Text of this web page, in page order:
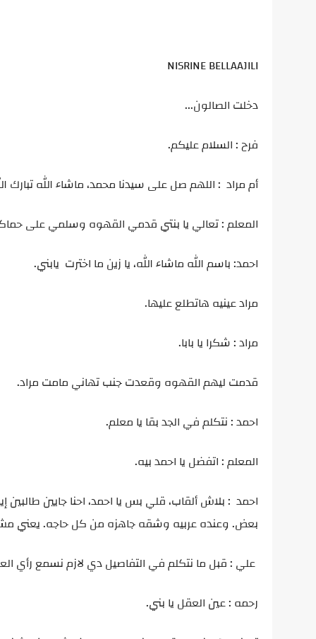
NISRINE BELLAAJILI
دخلت الصالون...
فرح : السلام عليكم.
أم مراد : اللهم صل على سيدنا محمد، ماشاء الله تبارك
المعلم : تعالي يا بنتي قدمي القهوه وسلمي على
احمد: باسم الله ماشاء الله، يا زين ما اخترت يابني.
مراد عينيه هاتطلع عليها.
مراد : شكرا يا بابا.
قدمت ليهم القهوه وقعدت جنب تهاني مامت مراد.
احمد : نتكلم في الجد بقا يا معلم.
المعلم : اتفضل يا احمد بيه.
احمد : بلاش ألقاب، قلي بس يا احمد، احنا جايين
بعض. وعنده عربيه وشقه جاهزه من كل حاجه. يعني مش
علي : قبل ما نتكلم في التفاصيل دي لازم نسمع رأي
رحمه : عين العقل يا بني.